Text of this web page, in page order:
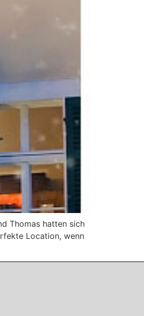
Thomas hatten sich
Location, wenn